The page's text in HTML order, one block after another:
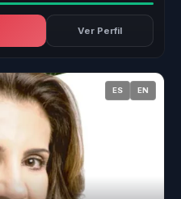
Ver Perfil
ES EN